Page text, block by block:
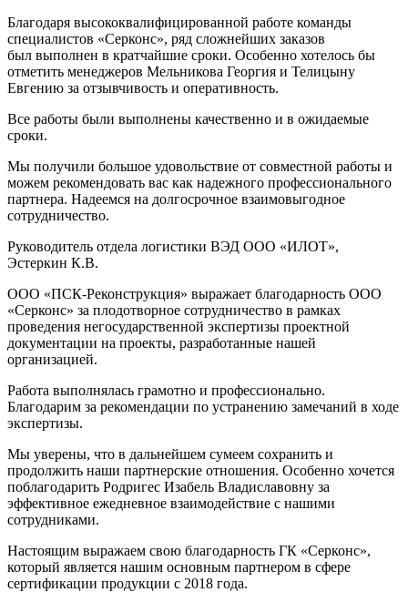
Благодаря высококвалифицированной работе команды
специалистов «Серконс», ряд сложнейших заказов
был выполнен в кратчайшие сроки. Особенно хотелось бы
отметить менеджеров Мельникова Георгия и Телицыну
Евгению за отзывчивость и оперативность.
Все работы были выполнены качественно и в ожидаемые
сроки.
Мы получили большое удовольствие от совместной работы и
можем рекомендовать вас как надежного профессионального
партнера. Надеемся на долгосрочное взаимовыгодное
сотрудничество.
Руководитель отдела логистики ВЭД ООО «ИЛОТ»,
Эстеркин К.В.
ООО «ПСК-Реконструкция» выражает благодарность ООО
«Серконс» за плодотворное сотрудничество в рамках
проведения негосударственной экспертизы проектной
документации на проекты, разработанные нашей
организацией.
Работа выполнялась грамотно и профессионально.
Благодарим за рекомендации по устранению замечаний в ходе
экспертизы.
Мы уверены, что в дальнейшем сумеем сохранить и
продолжить наши партнерские отношения. Особенно хочется
поблагодарить Родригес Изабель Владиславовну за
эффективное ежедневное взаимодействие с нашими
сотрудниками.
Настоящим выражаем свою благодарность ГК «Серконс»,
который является нашим основным партнером в сфере
сертификации продукции с 2018 года.